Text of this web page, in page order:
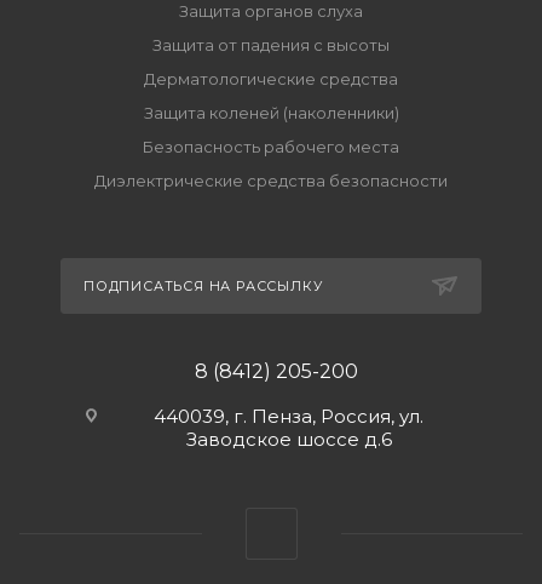
Защита органов слуха
Защита от падения с высоты
Дерматологические средства
Защита коленей (наколенники)
Безопасность рабочего места
Диэлектрические средства безопасности
ПОДПИСАТЬСЯ НА РАССЫЛКУ
8 (8412) 205-200
440039, г. Пенза, Россия, ул.
Заводское шоссе д.6